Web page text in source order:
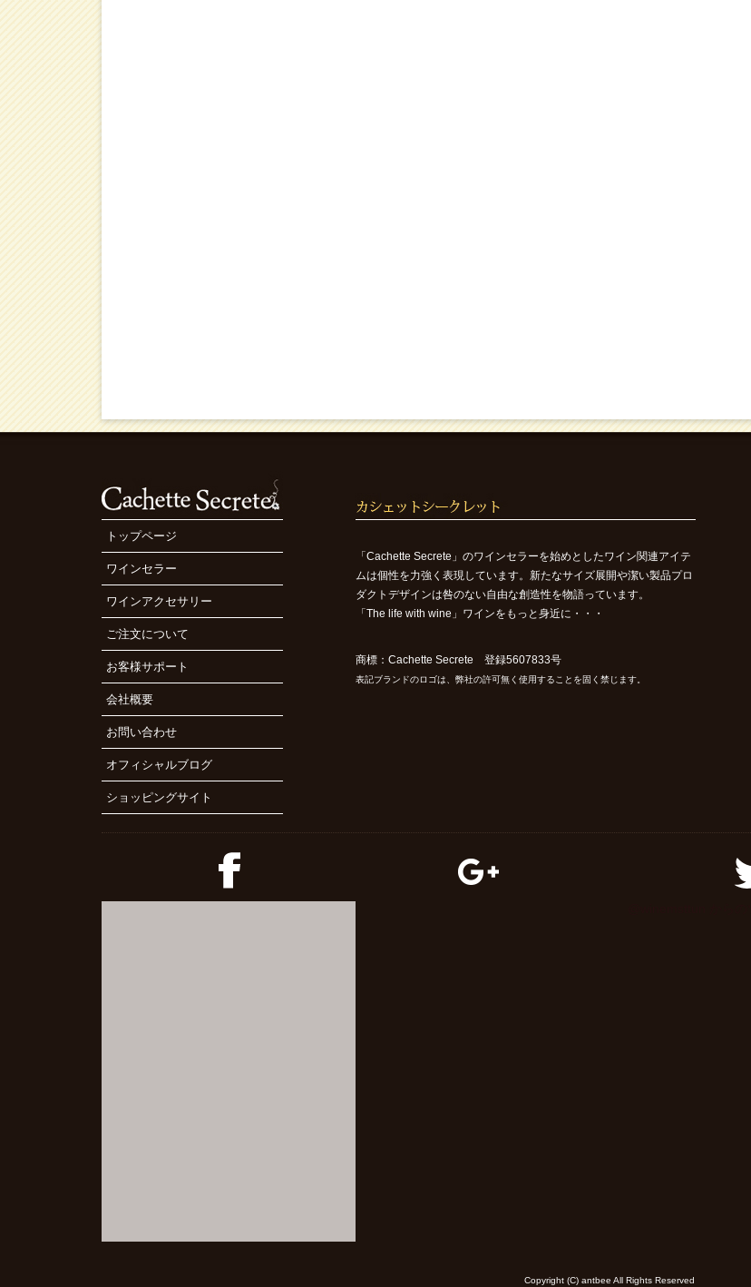
「Cachette Secrete」のワインセラーを始めとしたワイン関連アイテ
ムは個性を力強く表現しています。新たなサイズ展開や潔い製品プロ
ダクトデザインは咎のない自由な創造性を物語っています。
「The life with wine」ワインをもっと身近に・・・
商標：Cachette Secrete 登録5607833号
表記ブランドのロゴは、弊社の許可無く使用することを固く禁じます。
トップページ
ワインセラー
ワインアクセサリー
ご注文について
お客様サポート
会社概要
お問い合わせ
オフィシャルブログ
ショッピングサイト
Copyright (C) antbee All Rights Reserved